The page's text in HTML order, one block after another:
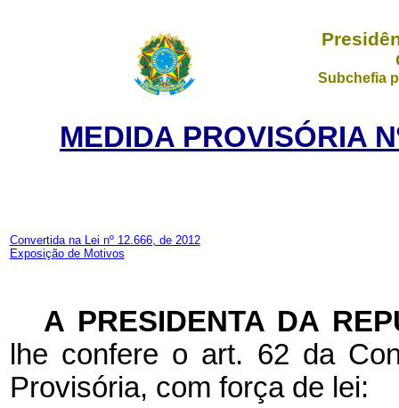
Subchefia
MEDIDA PROVISÓRIA
Convertida na Lei nº 12.666, de 2012
Exposição de Motivos
A PRESIDENTA DA
lhe confere o art. 62 da
Provisória, com força de lei: